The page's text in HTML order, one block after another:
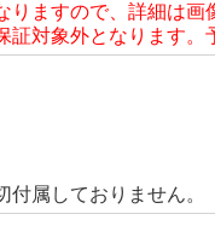
ますので、詳細は画
対象外となります。
属しておりません。